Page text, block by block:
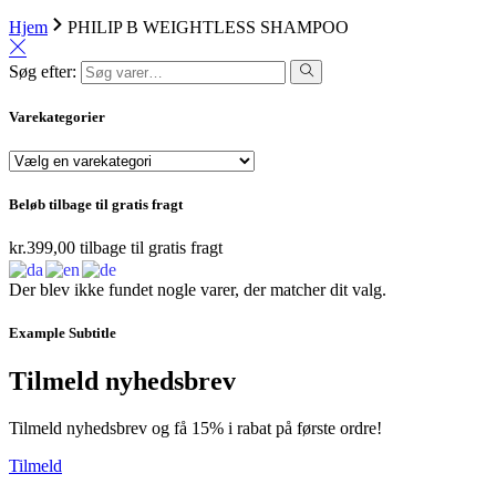
Hjem PHILIP B WEIGHTLESS SHAMPOO
Søg efter:
Varekategorier
Beløb tilbage til gratis fragt
kr.399,00 tilbage til gratis fragt
Der blev ikke fundet nogle varer, der matcher dit valg.
Example Subtitle
Tilmeld nyhedsbrev
Tilmeld nyhedsbrev og få 15% i rabat på første ordre!
Tilmeld